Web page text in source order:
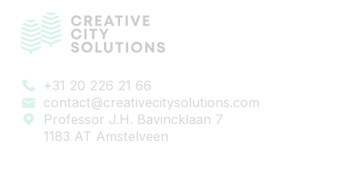
+31 20 226 21 66
contact@creativecitysolutions.com
Professor J.H. Bavincklaan 7
1183 AT Amstelveen